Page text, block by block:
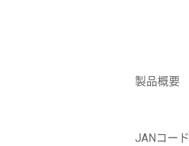
製品概要
JANコード